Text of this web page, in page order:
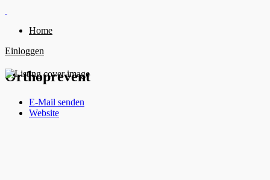
Home
Einloggen
Orthoprevent
E-Mail senden
Website